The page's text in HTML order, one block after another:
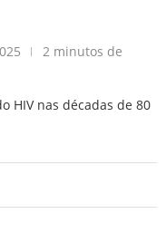
2 minutos de
HIV nas décadas de 80